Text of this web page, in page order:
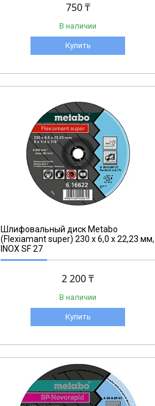
750 ₸
В наличии
Купить
Шлифовальный диск Metabo
(Flexiamant super) 230 x 6,0 x 22,23 мм,
INOX SF 27
2 200 ₸
В наличии
Купить
617020000